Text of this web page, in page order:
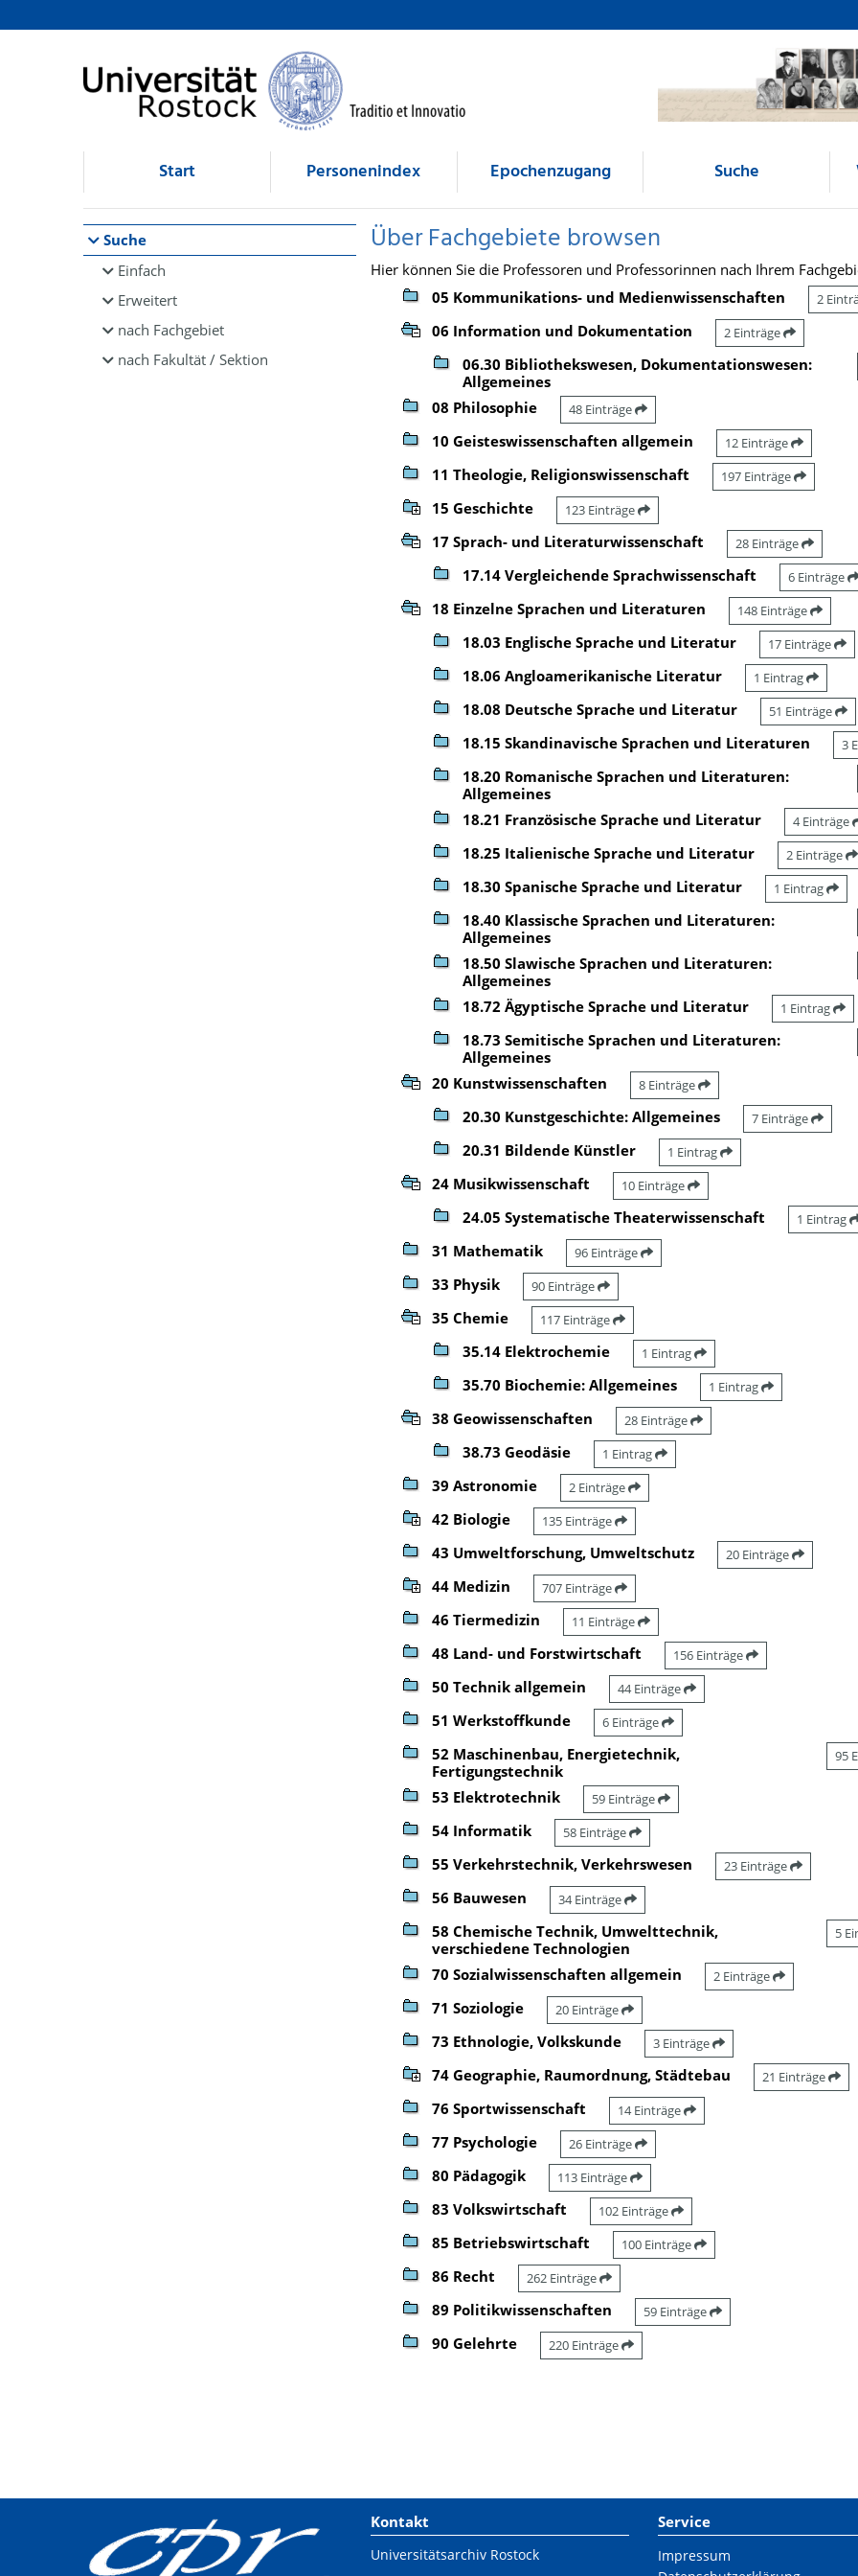
Browsen
direkt zum Inhalt
Start Personenindex Epochenzugang Suche
Suche
Einfach
Erweitert
nach Fachgebiet
nach Fakultät / Sektion
Über Fachgebiete browsen
Hier können Sie die Professoren und Professorinnen nach Ihrem
05 Kommunikations- und Medienwissenschaften
2
06 Information und Dokumentation 2 Einträge
06.30 Bibliothekswesen, Dokumentationswesen:
Allgemeines
08 Philosophie 48 Einträge
10 Geisteswissenschaften allgemein 12 Einträge
11 Theologie, Religionswissenschaft 197 Einträge
15 Geschichte 123 Einträge
17 Sprach- und Literaturwissenschaft 28 Einträge
17.14 Vergleichende Sprachwissenschaft 6 Einträge
18 Einzelne Sprachen und Literaturen 148 Einträge
18.03 Englische Sprache und Literatur 17 Einträge
18.06 Angloamerikanische Literatur 1 Eintrag
18.08 Deutsche Sprache und Literatur 51 Einträge
18.15 Skandinavische Sprachen und Literaturen 3
18.20 Romanische Sprachen und Literaturen:
Allgemeines
18.21 Französische Sprache und Literatur 4 Einträge
18.25 Italienische Sprache und Literatur 2 Einträge
18.30 Spanische Sprache und Literatur 1 Eintrag
18.40 Klassische Sprachen und Literaturen:
Allgemeines
18.50 Slawische Sprachen und Literaturen:
Allgemeines
18.72 Ägyptische Sprache und Literatur 1 Eintrag
18.73 Semitische Sprachen und Literaturen:
Allgemeines
20 Kunstwissenschaften 8 Einträge
20.30 Kunstgeschichte: Allgemeines 7 Einträge
20.31 Bildende Künstler 1 Eintrag
24 Musikwissenschaft 10 Einträge
24.05 Systematische Theaterwissenschaft 1 Eintrag
31 Mathematik 96 Einträge
33 Physik 90 Einträge
35 Chemie 117 Einträge
35.14 Elektrochemie 1 Eintrag
35.70 Biochemie: Allgemeines 1 Eintrag
38 Geowissenschaften 28 Einträge
38.73 Geodäsie 1 Eintrag
39 Astronomie 2 Einträge
42 Biologie 135 Einträge
43 Umweltforschung, Umweltschutz 20 Einträge
44 Medizin 707 Einträge
46 Tiermedizin 11 Einträge
48 Land- und Forstwirtschaft 156 Einträge
50 Technik allgemein 44 Einträge
51 Werkstoffkunde 6 Einträge
52 Maschinenbau, Energietechnik,
Fertigungstechnik
95
53 Elektrotechnik 59 Einträge
54 Informatik 58 Einträge
55 Verkehrstechnik, Verkehrswesen 23 Einträge
56 Bauwesen 34 Einträge
58 Chemische Technik, Umwelttechnik,
verschiedene Technologien
5
70 Sozialwissenschaften allgemein 2 Einträge
71 Soziologie 20 Einträge
73 Ethnologie, Volkskunde 3 Einträge
74 Geographie, Raumordnung, Städtebau 21 Einträge
76 Sportwissenschaft 14 Einträge
77 Psychologie 26 Einträge
80 Pädagogik 113 Einträge
83 Volkswirtschaft 102 Einträge
85 Betriebswirtschaft 100 Einträge
86 Recht 262 Einträge
89 Politikwissenschaften 59 Einträge
90 Gelehrte 220 Einträge
Kontakt
Universitätsarchiv Rostock
Service
Impressum